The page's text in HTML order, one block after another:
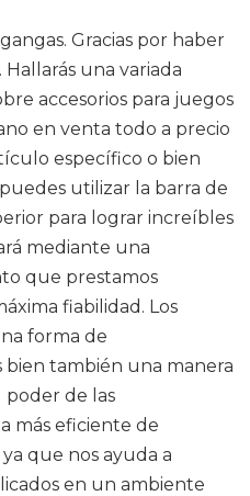
Gracias por haber
una variada
accesorios para juegos
en venta todo a precio
específico o bien
utilizar la barra de
para lograr increíbles
mediante una
que prestamos
fiabilidad. Los
forma de
también una manera
de las
más eficiente de
que nos ayuda a
en un ambiente